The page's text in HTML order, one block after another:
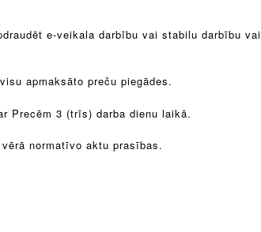
e-veikala darbību vai stabilu darbību vai
apmaksāto preču piegādes.
Precēm 3 (trīs) darba dienu laikā.
normatīvo aktu prasības.